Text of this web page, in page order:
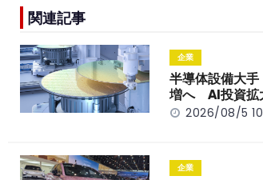
o
o
k
k
関連記事
企業
半導体設備大
増へ AI投資拡
2026/08/5
企業